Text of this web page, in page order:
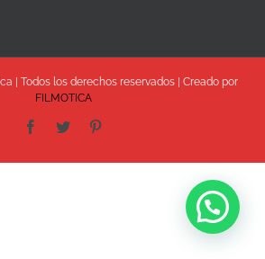
| Todos los derechos reservados | Creado por
FILMOTICA
Facebook
Twitter